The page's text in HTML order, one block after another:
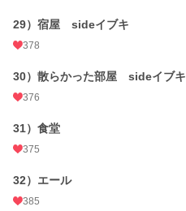
29）宿屋 sideイブキ
378
30）散らかった部屋 sideイブキ
376
31）食堂
375
32）エール
385